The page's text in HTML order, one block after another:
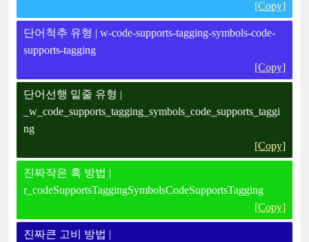
[Copy]
단어척추 유형 | w-code-supports-tagging-symbols-code-
supports-tagging
[Copy]
단어선행 밑줄 유형 |
_w_code_supports_tagging_symbols_code_supports_taggi
ng
[Copy]
진짜작은 혹 방법 |
r_codeSupportsTaggingSymbolsCodeSupportsTagging
[Copy]
진짜큰 고비 방법 |